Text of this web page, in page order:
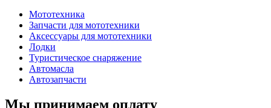
Мототехника
Запчасти для мототехники
Аксессуары для мототехники
Лодки
Туристическое снаряжение
Автомасла
Автозапчасти
Мы принимаем оплату